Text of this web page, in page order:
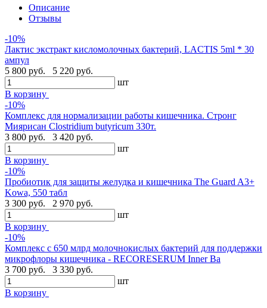
Описание
Отзывы
-10%
Лактис экстракт кисломолочных бактерий, LACTIS 5ml * 30
ампул
5 800 руб.
5 220 руб.
шт
В корзину
-10%
Комплекс для нормализации работы кишечника. Стронг
Миярисан Clostridium butyricum 330т.
3 800 руб.
3 420 руб.
шт
В корзину
-10%
Пробиотик для защиты желудка и кишечника The Guard A3+
Kowa, 550 табл
3 300 руб.
2 970 руб.
шт
В корзину
-10%
Комплекс с 650 млрд молочнокислых бактерий для поддержки
микрофлоры кишечника - RECORESERUM Inner Ba
3 700 руб.
3 330 руб.
шт
В корзину